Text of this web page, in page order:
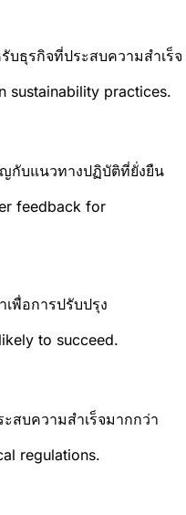
บธุรกิจที่ประสบความสำเร็จ
sustainability practices.
กับแนวทางปฏิบัติที่ยั่งยืน
feedback for
พื่อการปรับปรุง
to succeed.
สบความสำเร็จมากกว่า
regulations.